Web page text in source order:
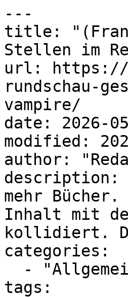
---
title:
Stellen im
url: https://
rundschau-
vampire/
date: 2026-
modified:
author:
description:
mehr
Inhalt mit
kollidiert.
categories:
tags: